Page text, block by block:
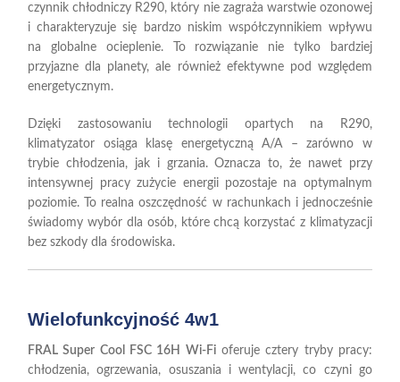
czynnik chłodniczy R290, który nie zagraża warstwie ozonowej
i charakteryzuje się bardzo niskim współczynnikiem wpływu
na globalne ocieplenie. To rozwiązanie nie tylko bardziej
przyjazne dla planety, ale również efektywne pod względem
energetycznym.
Dzięki zastosowaniu technologii opartych na R290,
klimatyzator osiąga klasę energetyczną A/A – zarówno w
trybie chłodzenia, jak i grzania. Oznacza to, że nawet przy
intensywnej pracy zużycie energii pozostaje na optymalnym
poziomie. To realna oszczędność w rachunkach i jednocześnie
świadomy wybór dla osób, które chcą korzystać z klimatyzacji
bez szkody dla środowiska.
Wielofunkcyjność 4w1
FRAL Super Cool FSC 16H Wi-Fioferuje cztery tryby pracy:
chłodzenia, ogrzewania, osuszania i wentylacji, co czyni go